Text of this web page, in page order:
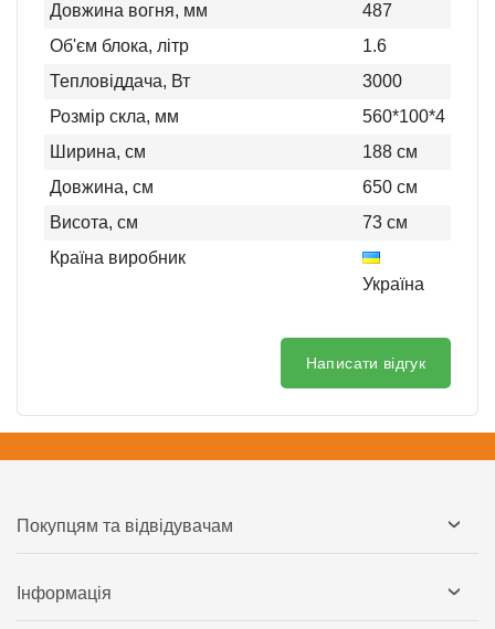
Довжина вогня, мм
487
Об'єм блока, літр
1.6
Тепловіддача, Вт
3000
Розмір скла, мм
560*100*4
Ширина, см
188 см
Довжина, см
650 см
Висота, см
73 см
Країна виробник
Україна
Написати відгук
Покупцям та відвідувачам
Інформація